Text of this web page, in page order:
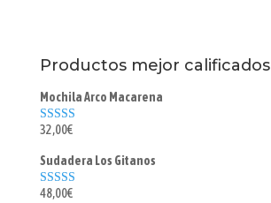
Productos mejor calificados
Mochila Arco Macarena
Valorado con
32,00€
Sudadera Los Gitanos
Valorado con
48,00€